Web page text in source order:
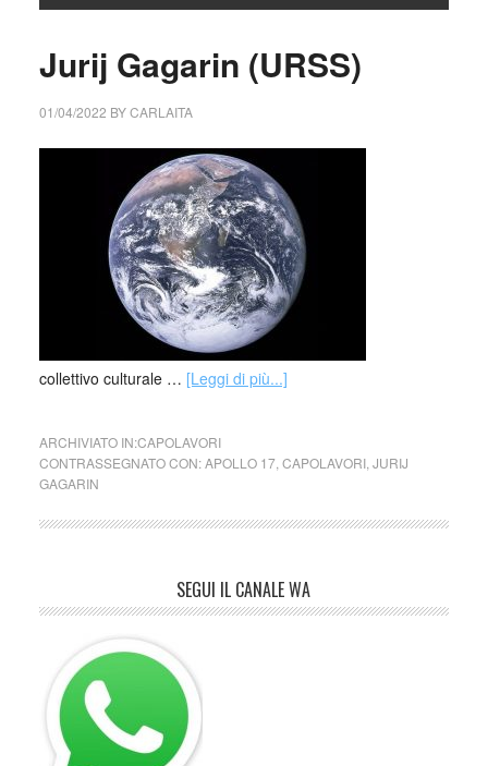
Jurij Gagarin (URSS)
01/04/2022 BYCARLAITA
collettivo culturale … [Leggi di più...]
ARCHIVIATO IN:CAPOLAVORI
CONTRASSEGNATO CON:APOLLO 17, CAPOLAVORI, JURIJ
GAGARIN
SEGUI IL CANALE WA